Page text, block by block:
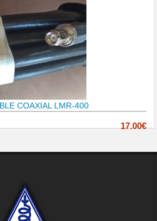
COAXIAL LMR-400
17.00€